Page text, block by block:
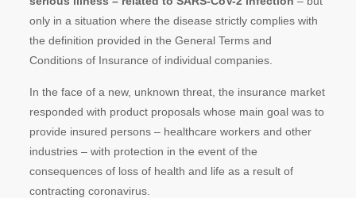
only in a situation where the disease strictly complies with
the definition provided in the General Terms and
Conditions of Insurance of individual companies.
In the face of a new, unknown threat, the insurance market
responded with product proposals whose main goal was to
provide insured persons – healthcare workers and other
industries – with protection in the event of the
consequences of loss of health and life as a result of
contracting coronavirus.